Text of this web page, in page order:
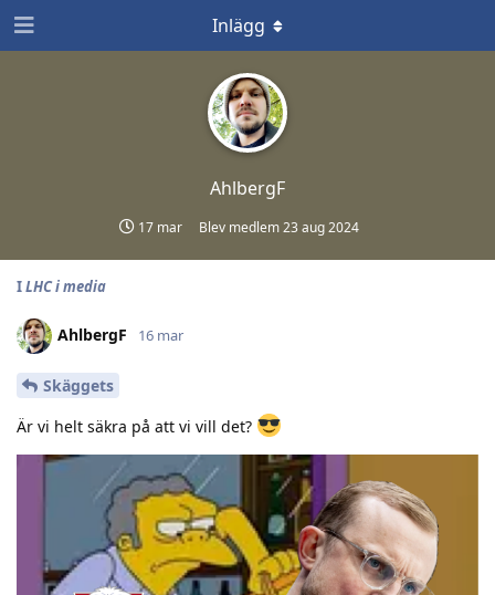
AhlbergF
17 mar Blev medlem23 aug 2024
Inlägg
ILHC i media
AhlbergF 16 mar
Skäggets
Är vi helt säkra på att vi vill det?